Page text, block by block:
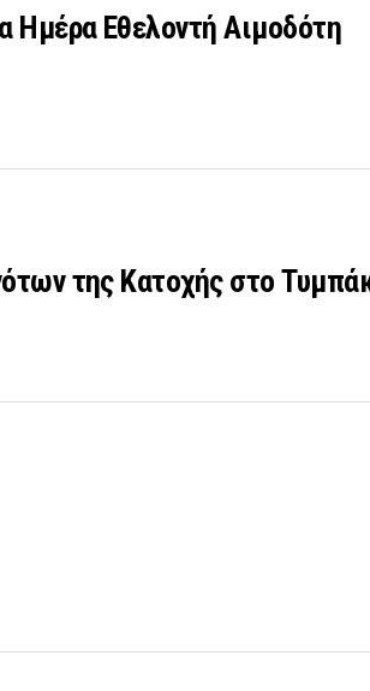
Ημέρα Εθελοντή Αιμοδότη
της Κατοχής στο